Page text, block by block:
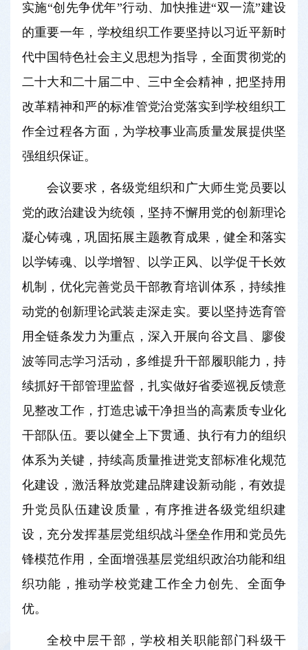
实施“创先争优年”行动、加快推进“双一流”建设
的重要一年，学校组织工作要坚持以习近平新时
代中国特色社会主义思想为指导，全面贯彻党的
二十大和二十届二中、三中全会精神，把坚持用
改革精神和严的标准管党治党落实到学校组织工
作全过程各方面，为学校事业高质量发展提供坚
强组织保证。
会议要求，各级党组织和广大师生党员要以
党的政治建设为统领，坚持不懈用党的创新理论
凝心铸魂，巩固拓展主题教育成果，健全和落实
以学铸魂、以学增智、以学正风、以学促干长效
机制，优化完善党员干部教育培训体系，持续推
动党的创新理论武装走深走实。要以坚持选育管
用全链条发力为重点，深入开展向谷文昌、廖俊
波等同志学习活动，多维提升干部履职能力，持
续抓好干部管理监督，扎实做好省委巡视反馈意
见整改工作，打造忠诚干净担当的高素质专业化
干部队伍。要以健全上下贯通、执行有力的组织
体系为关键，持续高质量推进党支部标准化规范
化建设，激活释放党建品牌建设新动能，有效提
升党员队伍建设质量，有序推进各级党组织建
设，充分发挥基层党组织战斗堡垒作用和党员先
锋模范作用，全面增强基层党组织政治功能和组
织功能，推动学校党建工作全力创先、全面争
优。
全校中层干部，学校相关职能部门科级干